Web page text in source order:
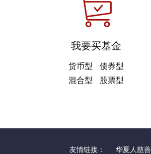
我要买基金
货币型
债券型
混合型
股票型
友情链接： 华夏人慈